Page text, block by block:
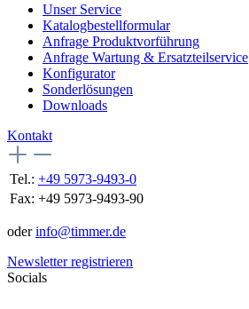
Unser Service
Katalogbestellformular
Anfrage Produktvorführung
Anfrage Wartung & Ersatzteilservice
Konfigurator
Sonderlösungen
Downloads
Kontakt
Tel.: +49 5973-9493-0
Fax: +49 5973-9493-90
oderinfo@timmer.de
Newsletter registrieren
Socials